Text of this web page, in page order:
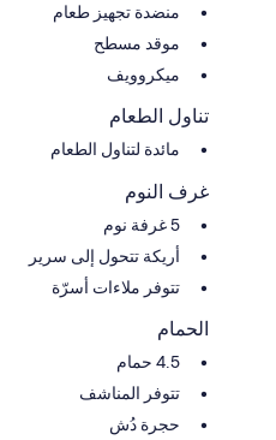
منضدة تجهيز طعام
موقد مسطح
ميكروويف
تناول الطعام
مائدة لتناول الطعام
غرف النوم
5 غرفة نوم
أريكة تتحول إلى سرير
تتوفر ملاءات أسرّة
الحمام
4.5 حمام
تتوفر المناشف
حجرة دُش